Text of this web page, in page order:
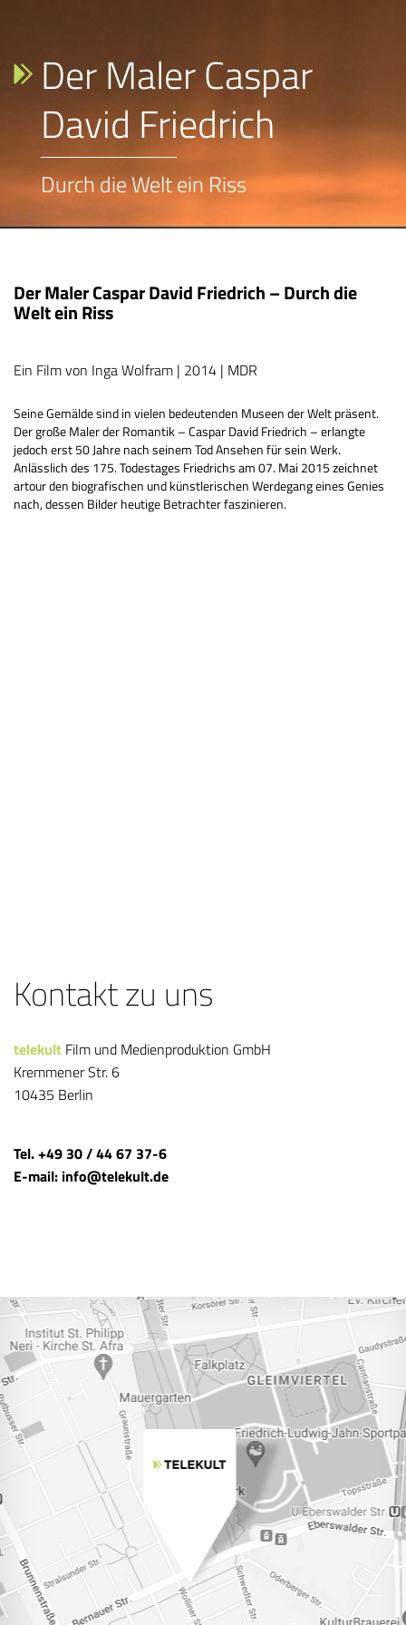
Der Maler Caspar
David Friedrich
Durch die Welt ein Riss
Der Maler Caspar David Friedrich – Durch die
Welt ein Riss
Ein Film von Inga Wolfram | 2014 | MDR
Seine Gemälde sind in vielen bedeutenden Museen der Welt präsent.
Der große Maler der Romantik – Caspar David Friedrich – erlangte
jedoch erst 50 Jahre nach seinem Tod Ansehen für sein Werk.
Anlässlich des 175. Todestages Friedrichs am 07. Mai 2015 zeichnet
artour den biografischen und künstlerischen Werdegang eines Genies
nach, dessen Bilder heutige Betrachter faszinieren.
Kontakt zu uns
telekult Film und Medienproduktion GmbH
Kremmener Str. 6
10435 Berlin
Tel. +49 30 / 44 67 37-6
E-mail: info@telekult.de